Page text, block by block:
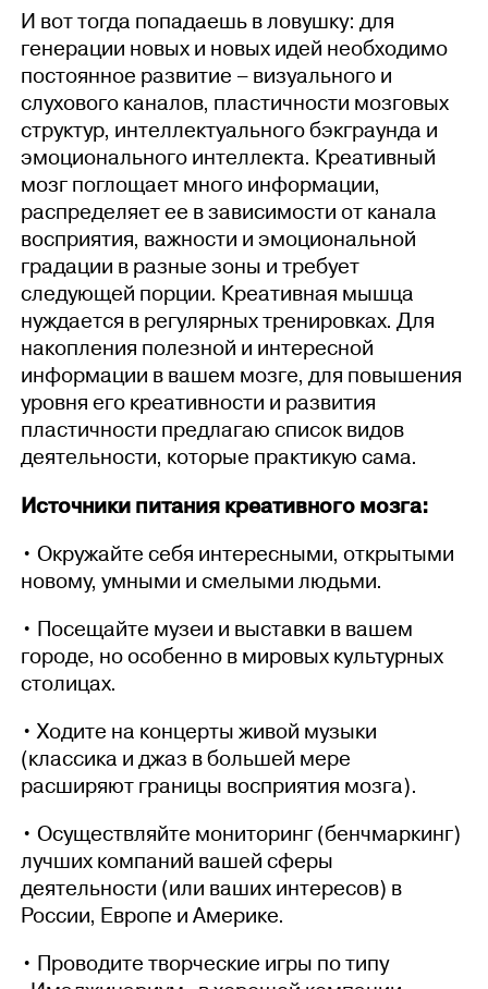
И вот тогда попадаешь в ловушку: для
генерации новых и новых идей необходимо
постоянное развитие – визуального и
слухового каналов, пластичности мозговых
структур, интеллектуального бэкграунда и
эмоционального интеллекта. Креативный
мозг поглощает много информации,
распределяет ее в зависимости от канала
восприятия, важности и эмоциональной
градации в разные зоны и требует
следующей порции. Креативная мышца
нуждается в регулярных тренировках. Для
накопления полезной и интересной
информации в вашем мозге, для повышения
уровня его креативности и развития
пластичности предлагаю список видов
деятельности, которые практикую сама.
Источники питания креативного мозга:
• Окружайте себя интересными, открытыми
новому, умными и смелыми людьми.
• Посещайте музеи и выставки в вашем
городе, но особенно в мировых культурных
столицах.
• Ходите на концерты живой музыки
(классика и джаз в большей мере
расширяют границы восприятия мозга).
• Осуществляйте мониторинг (бенчмаркинг)
лучших компаний вашей сферы
деятельности (или ваших интересов) в
России, Европе и Америке.
• Проводите творческие игры по типу